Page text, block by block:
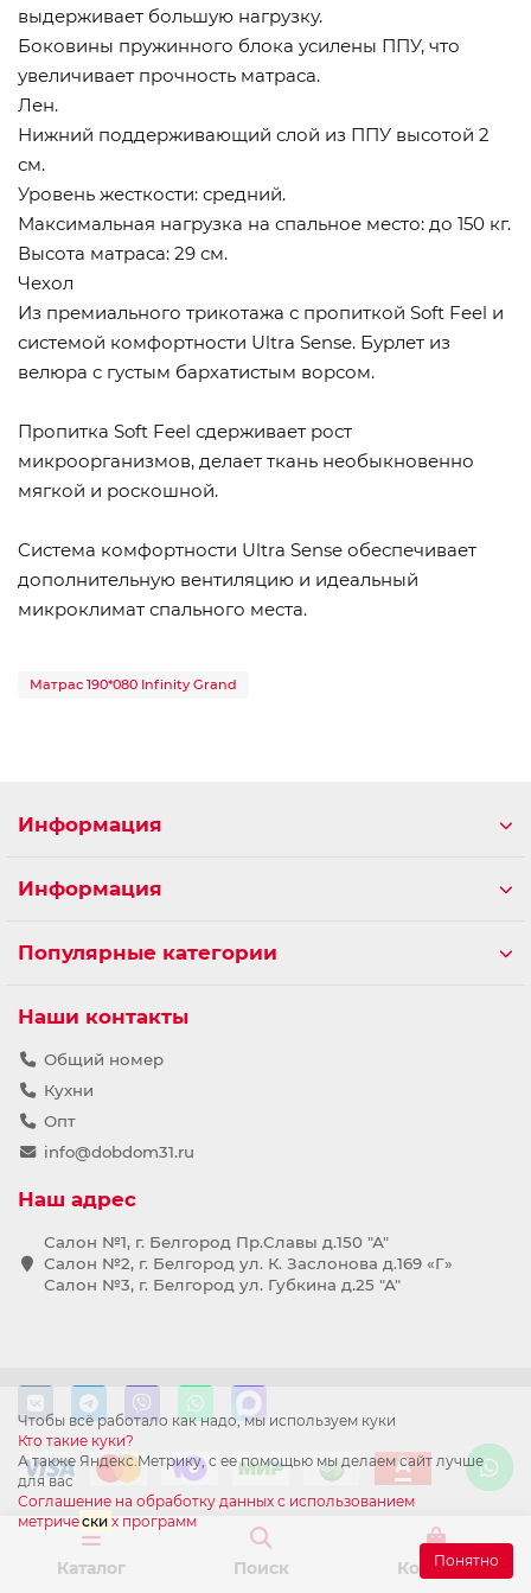
выдерживает большую нагрузку.
Боковины пружинного блока усилены ППУ, что
увеличивает прочность матраса.
Лен.
Нижний поддерживающий слой из ППУ высотой 2
см.
Уровень жесткости: средний.
Максимальная нагрузка на спальное место: до 150 кг.
Высота матраса: 29 см.
Чехол
Из премиального трикотажа с пропиткой Soft Feel и
системой комфортности Ultra Sense. Бурлет из
велюра с густым бархатистым ворсом.
Пропитка Soft Feel сдерживает рост
микроорганизмов, делает ткань необыкновенно
мягкой и роскошной.
Cистема комфортности Ultra Sense обеспечивает
дополнительную вентиляцию и идеальный
микроклимат спального места.
Матрас 190*080 Infinity Grand
Чтобы всё работало как надо, мы используем куки
Кто такие куки?
А также Яндекс.Метрику, с ее помощью мы делаем сайт лучше
для вас
Соглашение на обработку данных с использованием
метрически х программ
Понятно
Информация
Информация
Популярные категории
Наши контакты
Общий номер
Кухни
Опт
info@dobdom31.ru
Наш адрес
Салон №1, г. Белгород Пр.Славы д.150 "А"
Салон №2, г. Белгород ул. К. Заслонова д.169 «Г»
Салон №3, г. Белгород ул. Губкина д.25 "А"
Каталог Поиск Корзина